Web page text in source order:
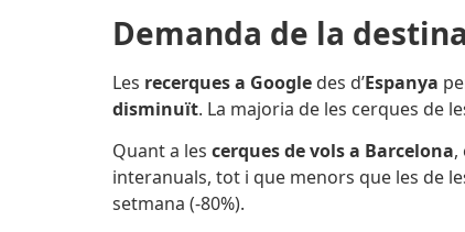
Demanda de la
Les recerques a Google des d’Espanya
disminuït. La majoria de les cerques de
Quant a les cerques de vols a Barcelona,
interanuals, tot i que menors que les de
setmana (-80%).